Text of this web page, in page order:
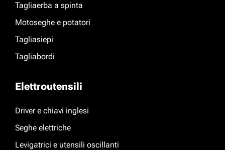
Tagliaerba a spinta
Motoseghe e potatori
Tagliasiepi
Tagliabordi
Elettroutensili
Driver e chiavi inglesi
Seghe elettriche
Levigatrici e utensili oscillanti